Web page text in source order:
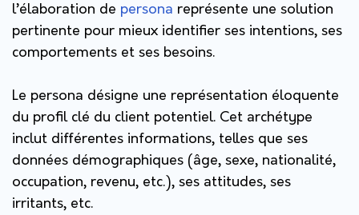
l’élaboration de persona représente une solution
pertinente pour mieux identifier ses intentions, ses
comportements et ses besoins.
Le persona désigne une représentation éloquente
du profil clé du client potentiel. Cet archétype
inclut différentes informations, telles que ses
données démographiques (âge, sexe, nationalité,
occupation, revenu, etc.), ses attitudes, ses
irritants, etc.